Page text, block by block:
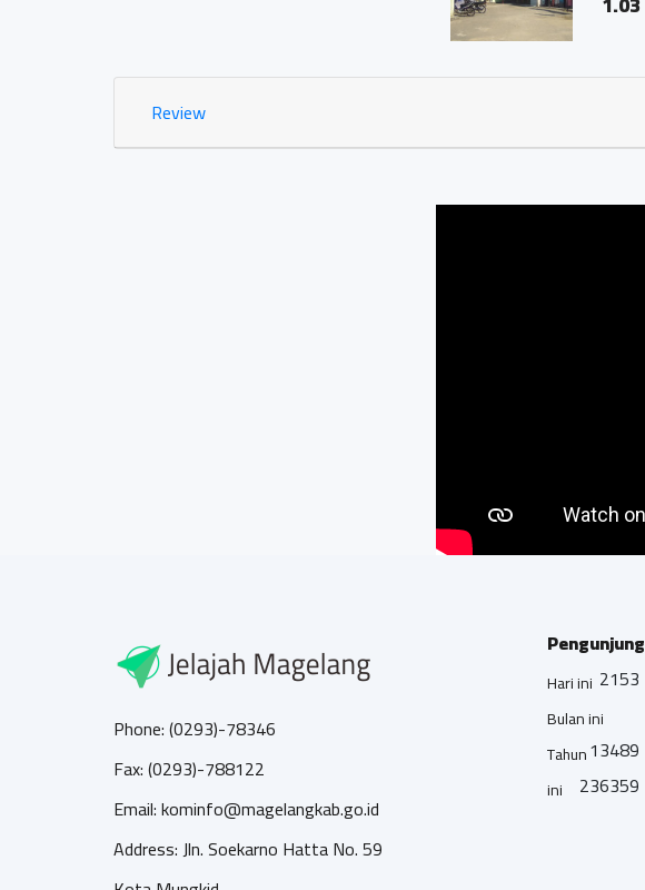
Review
Phone: (0293)-78346
Fax: (0293)-788122
Email: kominfo@magelangkab.go.id
Address: Jln. Soekarno Hatta No. 59
Pengunjung
Hari ini 2153
Bulan ini
13489
Tahun
ini
236359